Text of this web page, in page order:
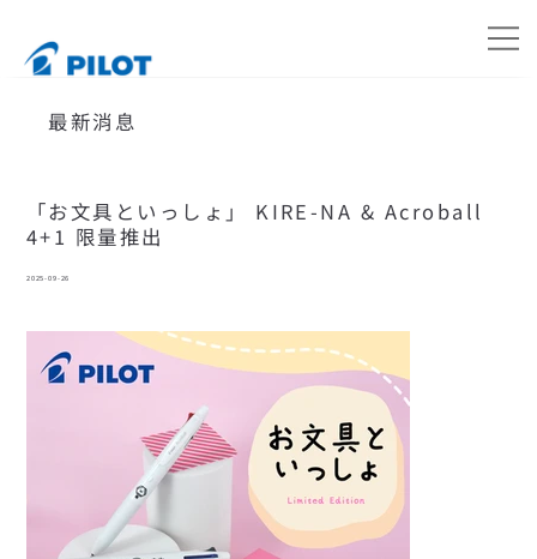
最新消息
「お文具といっしょ」 KIRE-NA & Acroball
4+1 限量推出
2025-09-26